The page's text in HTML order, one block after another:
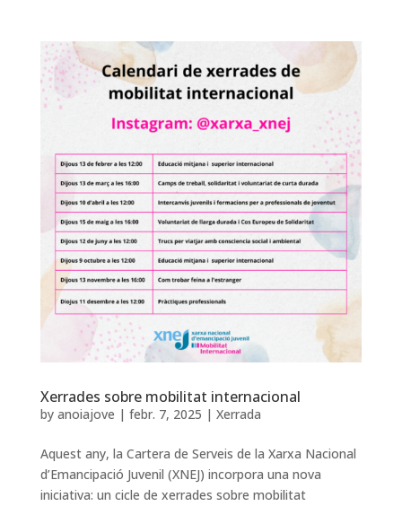
Xerrades sobre mobilitat internacional
by anoiajove | febr. 7, 2025 | Xerrada
Aquest any, la Cartera de Serveis de la Xarxa Nacional
d’Emancipació Juvenil (XNEJ) incorpora una nova
iniciativa: un cicle de xerrades sobre mobilitat